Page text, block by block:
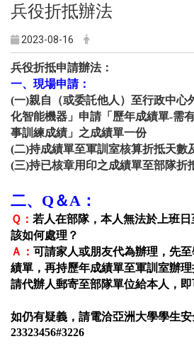
兵役折抵辦法
2023-08-16
兵役折抵申請辦法：
一、現場申請：
(一)親自（或委託他人）至行政中心
化智能機器」申請「歷年成績單-需
事訓練成績」之成績單一份
(二)持成績單至軍訓室核算折抵天數
(三)持已核章用印之成績單至部隊折
二、Q＆A：
Ｑ： 若人在部隊，本人無法於上班日
該如何處理？
Ａ： 可請家人或朋友代為辦理，先
績單，再持歷年成績單至軍訓室辦理
請代辦人郵寄至部隊單位給本人，即
如仍有疑義，請電洽亞洲大學學生
23323456#3226